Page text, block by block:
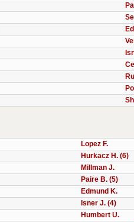
Lopez F.
Hurkacz H. (6)
Millman J.
Paire B. (5)
Edmund K.
Isner J. (4)
Humbert U.